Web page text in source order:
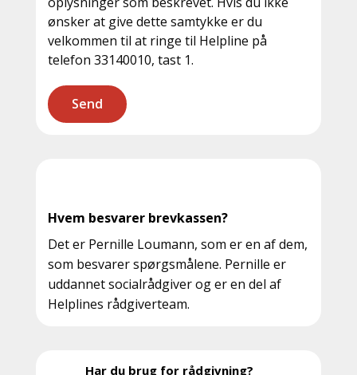
der ikke fremgår navn og diagnose.
Brevkassen deles på Sjældne Diagnosers
hjemmeside, sociale medier og nyhedsbrev,
anvendes til Sjældne Diagnosers øvrige
arbejde, som fx fundraising, præsentationer
og lignende.
være bedre besvaret med personlig
rådgivning.
Endelig vil dine oplysninger blive opbevaret
hos Helpline til henvendelsen er endeligt
besvaret. Samtidigt vil oplysninger i
ønsker at give dette samtykke er du
velkommen til at ringe til Helpline på
telefon 33140010, tast 1.
Hvem besvarer brevkassen?
Det er Pernille Loumann, som er en af dem,
som besvarer spørgsmålene. Pernille er
uddannet socialrådgiver og er en del af
Helplines rådgiverteam.
Har du brug for rådgivning?